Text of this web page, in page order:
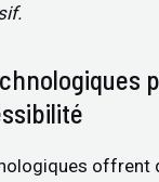
offrent